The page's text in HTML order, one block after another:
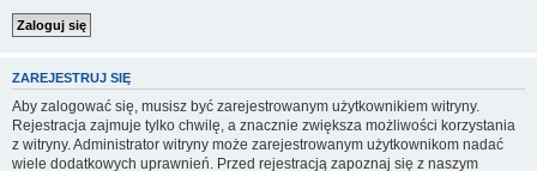
ZAREJESTRUJ SIĘ
Aby zalogować się, musisz być zarejestrowanym użytkownikiem witryny.
Rejestracja zajmuje tylko chwilę, a znacznie zwiększa możliwości korzystania
z witryny. Administrator witryny może zarejestrowanym użytkownikom nadać
wiele dodatkowych uprawnień. Przed rejestracją zapoznaj się z naszym